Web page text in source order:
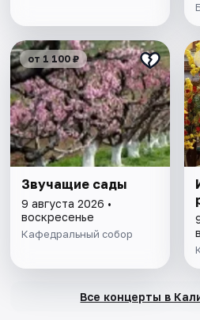
от 1 100 ₽
Звучащие сады
9 августа 2026 •
воскресенье
Кафедральный собор
Все концерты в